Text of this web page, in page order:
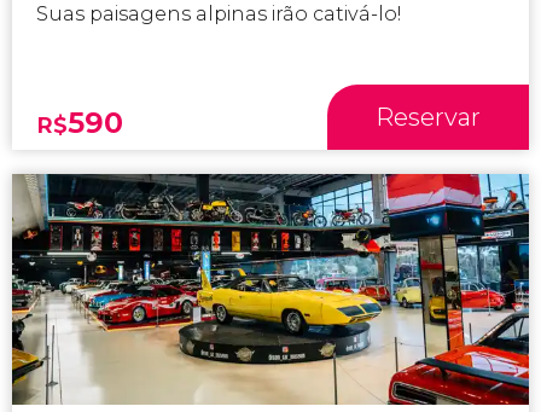
Suas paisagens alpinas irão cativá-lo!
R$590 Reservar